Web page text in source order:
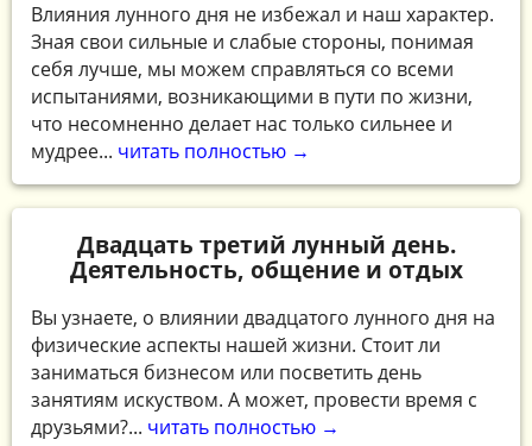
Влияния лунного дня не избежал и наш характер.
Зная свои сильные и слабые стороны, понимая
себя лучше, мы можем справляться со всеми
испытаниями, возникающими в пути по жизни,
что несомненно делает нас только сильнее и
мудрее... читать полностью →
Двадцать третий лунный день.
Деятельность, общение и отдых
Вы узнаете, о влиянии двадцатого лунного дня на
физические аспекты нашей жизни. Стоит ли
заниматься бизнесом или посветить день
занятиям искуством. А может, провести время с
друзьями?... читать полностью →